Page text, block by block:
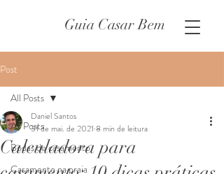
Guia Casar Bem
Post
All Posts
Bodas de casamento
Casamento na praia
All Posts
Calculadora para
Daniel Santos
31 de mai. de 2021 8 min de leitura